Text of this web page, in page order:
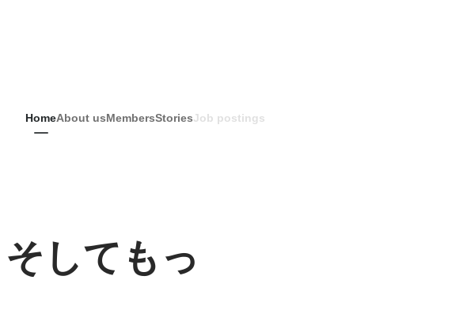
HomeAbout usMembersStoriesJob postings
してもっ